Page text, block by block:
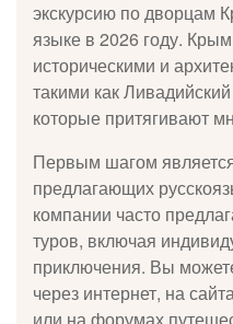
экскурсию по дворцам
языке в 2026 году.
историческими и
такими как
которые притягивают
Первым шагом
предлагающих
компании часто
туров, включая
приключения. Вы
через интернет, на